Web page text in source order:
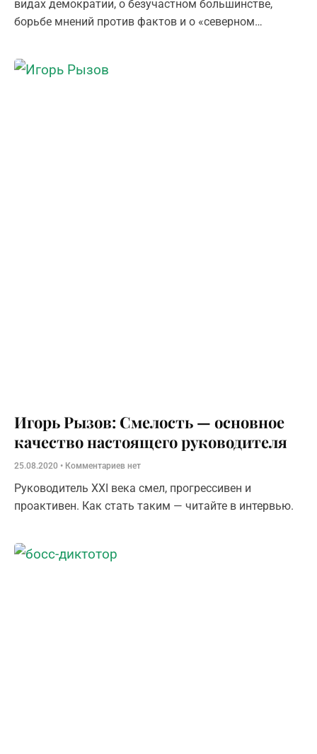
видах демократии, о безучастном большинстве,
борьбе мнений против фактов и о «северном
что
Игорь Рызов: Смелость — основное
качество настоящего руководителя
25.08.2020 Комментариев нет
Руководитель XXI века смел, прогрессивен и
проактивен. Как стать таким — читайте в интервью.